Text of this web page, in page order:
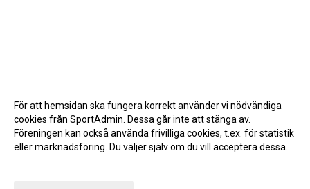
För att hemsidan ska fungera korrekt använder vi nödvändiga
cookies från SportAdmin. Dessa går inte att stänga av.
Föreningen kan också använda frivilliga cookies, t.ex. för statistik
eller marknadsföring. Du väljer själv om du vill acceptera dessa.